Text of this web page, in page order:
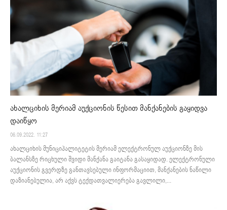
ახალციხის მერიამ აუქციონის წესით მანქანების გაყიდვა
დაიწყო
06.09.2022. 11:27
ახალციხის მუნიციპალიტეტის მერიამ ელექტრონულ აუქციონზე მის
ბალანსზე რიცხული შვიდი მანქანა გაიტანა გასაყიდად. ელექტრონული
აუქციონის გვერდზე განთავსებული ინფორმაციით, მანქანების ნაწილი
დაზიანებულია, არ აქვს ტექდათვალიერება გავლილი,...